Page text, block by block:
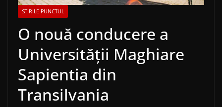
STIRILE PUNCTUL
O nouă conducere a
Universităţii Maghiare
Sapientia din
Transilvania